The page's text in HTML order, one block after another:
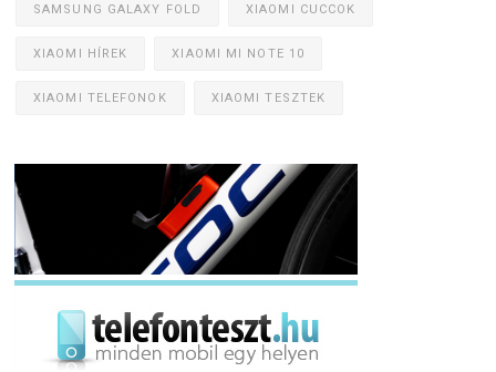
SAMSUNG GALAXY FOLD XIAOMI CUCCOK
XIAOMI HÍREK XIAOMI MI NOTE 10
XIAOMI TELEFONOK XIAOMI TESZTEK